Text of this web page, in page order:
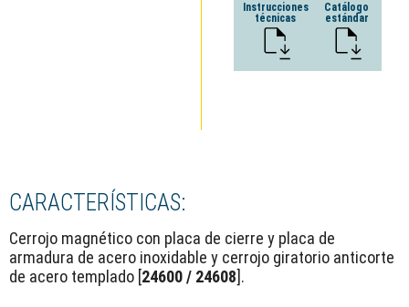
Instrucciones
técnicas
Catálogo
estándar
CARACTERÍSTICAS:
Cerrojo magnético con placa de cierre y placa de
armadura de acero inoxidable y cerrojo giratorio anticorte
de acero templado [24600 / 24608].